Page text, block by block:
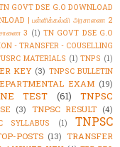
GOVT DSE G.O DOWNLOAD
| பள்ளிக்கல்வி அரசாணை 2
3 (1) TN GOVT DSE G.O
- TRANSFER - COUSELLING
MATERIALS (1) TNPS (1)
KEY (3) TNPSC BULLETIN
EXAM (19)
TEST (61)
TNPSC
(3) TNPSC RESULT (4)
SYLLABUS (1)
TNPSC
POSTS (13) TRANSFER